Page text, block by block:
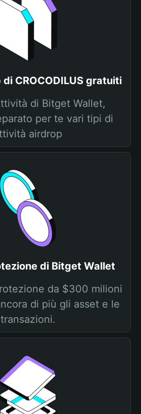
CROCODILUS gratuiti
di Bitget Wallet,
per te vari tipi di
airdrop
di Bitget Wallet
da $300 milioni
di più gli asset e le
transazioni.